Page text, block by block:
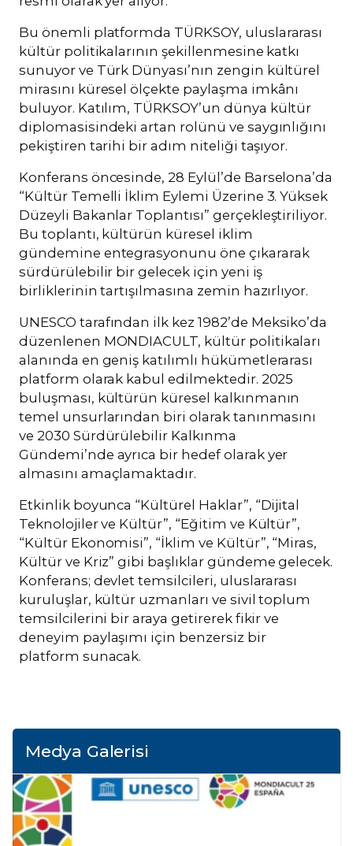
Bu önemli platformda TÜRKSOY, uluslararası
kültür politikalarının şekillenmesine katkı
sunuyor ve Türk Dünyası’nın zengin kültürel
mirasını küresel ölçekte paylaşma imkânı
buluyor. Katılım, TÜRKSOY’un dünya kültür
diplomasisindeki artan rolünü ve saygınlığını
pekiştiren tarihi bir adım niteliği taşıyor.
Konferans öncesinde, 28 Eylül’de Barselona’da
“Kültür Temelli İklim Eylemi Üzerine 3. Yüksek
Düzeyli Bakanlar Toplantısı” gerçekleştiriliyor.
Bu toplantı, kültürün küresel iklim
gündemine entegrasyonunu öne çıkararak
sürdürülebilir bir gelecek için yeni iş
birliklerinin tartışılmasına zemin hazırlıyor.
UNESCO tarafından ilk kez 1982’de Meksiko’da
düzenlenen MONDIACULT, kültür politikaları
alanında en geniş katılımlı hükümetlerarası
platform olarak kabul edilmektedir. 2025
buluşması, kültürün küresel kalkınmanın
temel unsurlarından biri olarak tanınmasını
ve 2030 Sürdürülebilir Kalkınma
Gündemi’nde ayrıca bir hedef olarak yer
almasını amaçlamaktadır.
Etkinlik boyunca “Kültürel Haklar”, “Dijital
Teknolojiler ve Kültür”, “Eğitim ve Kültür”,
“Kültür Ekonomisi”, “İklim ve Kültür”, “Miras,
Kültür ve Kriz” gibi başlıklar gündeme gelecek.
Konferans; devlet temsilcileri, uluslararası
kuruluşlar, kültür uzmanları ve sivil toplum
temsilcilerini bir araya getirerek fikir ve
deneyim paylaşımı için benzersiz bir
platform sunacak.
Medya Galerisi